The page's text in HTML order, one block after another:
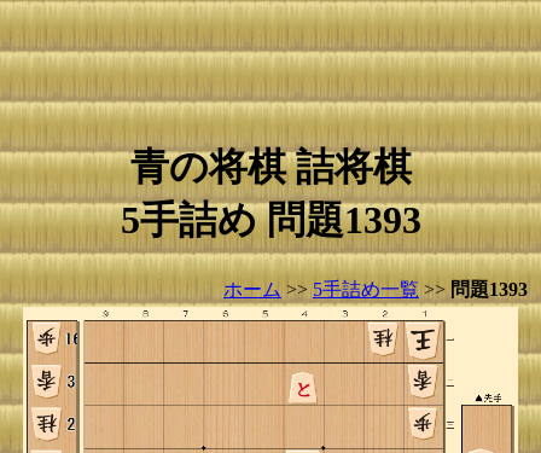
青の将棋 詰将棋
5手詰め 問題1393
ホーム >> 5手詰め一覧 >> 問題1393